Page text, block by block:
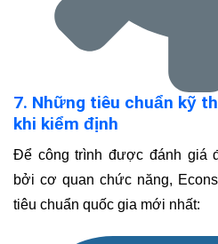
7. Những tiêu chuẩn kỹ
khi kiểm định
Để công trình được đánh giá
bởi cơ quan chức năng,
tiêu chuẩn quốc gia mới nhất: